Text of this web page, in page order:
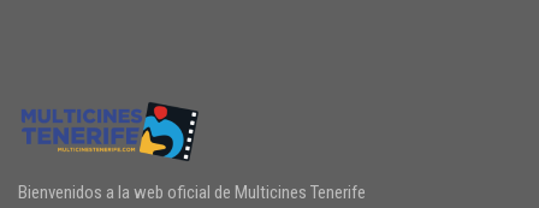
Bienvenidos a la web oficial de Multicines Tenerife